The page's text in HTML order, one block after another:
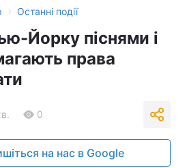
› Останні події
Йорку піснями і
права
0
на нас в Google